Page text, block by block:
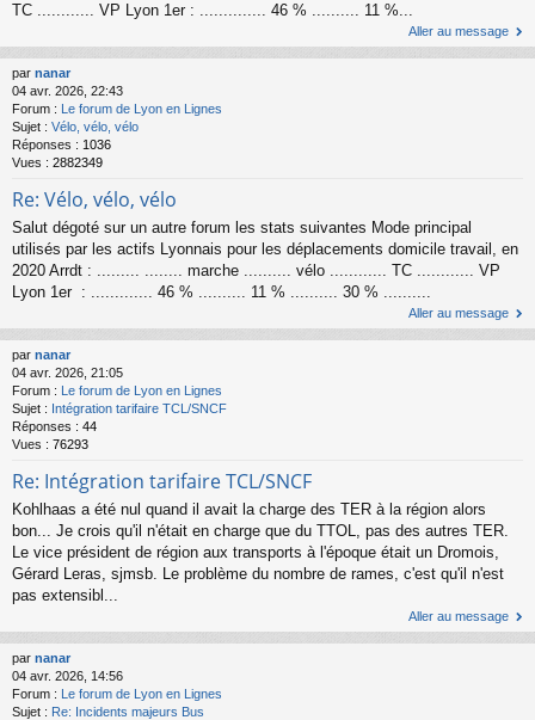
TC ............ VP Lyon 1er : .............. 46 % .......... 11 %...
Aller au message
par nanar
04 avr. 2026, 22:43
Forum :
Le forum de Lyon en Lignes
Sujet : Vélo, vélo, vélo
Réponses : 1036
Vues : 2882349
Re: Vélo, vélo, vélo
Salut dégoté sur un autre forum les stats suivantes Mode principal
utilisés par les actifs Lyonnais pour les déplacements domicile travail, en
2020 Arrdt : ......... ........ marche .......... vélo ............ TC ............ VP
Lyon 1er : ............. 46 % .......... 11 % .......... 30 % ..........
Aller au message
par nanar
04 avr. 2026, 21:05
Forum : Le forum de Lyon en Lignes
Sujet : Intégration tarifaire TCL/SNCF
Réponses : 44
Vues : 76293
Re: Intégration tarifaire TCL/SNCF
Kohlhaas a été nul quand il avait la charge des TER à la région alors
bon... Je crois qu'il n'était en charge que du TTOL, pas des autres TER.
Le vice président de région aux transports à l'époque était un Dromois,
Gérard Leras, sjmsb. Le problème du nombre de rames, c'est qu'il n'est
pas extensibl...
Aller au message
par nanar
04 avr. 2026, 14:56
Forum : Le forum de Lyon en Lignes
Sujet : Re: Incidents majeurs Bus